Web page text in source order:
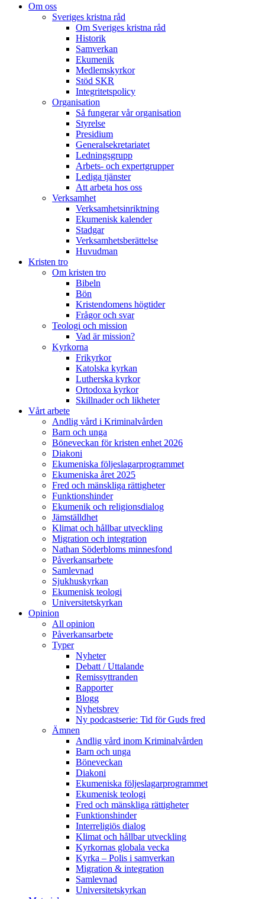
Om oss
Sveriges kristna råd
Om Sveriges kristna råd
Historik
Samverkan
Ekumenik
Medlemskyrkor
Stöd SKR
Integritetspolicy
Organisation
Så fungerar vår organisation
Styrelse
Presidium
Generalsekretariatet
Ledningsgrupp
Arbets- och expertgrupper
Lediga tjänster
Att arbeta hos oss
Verksamhet
Verksamhetsinriktning
Ekumenisk kalender
Stadgar
Verksamhetsberättelse
Huvudman
Kristen tro
Om kristen tro
Bibeln
Bön
Kristendomens högtider
Frågor och svar
Teologi och mission
Vad är mission?
Kyrkorna
Frikyrkor
Katolska kyrkan
Lutherska kyrkor
Ortodoxa kyrkor
Skillnader och likheter
Vårt arbete
Andlig vård i Kriminalvården
Barn och unga
Böneveckan för kristen enhet 2026
Diakoni
Ekumeniska följeslagarprogrammet
Ekumeniska året 2025
Fred och mänskliga rättigheter
Funktionshinder
Ekumenik och religionsdialog
Jämställdhet
Klimat och hållbar utveckling
Migration och integration
Nathan Söderbloms minnesfond
Påverkansarbete
Samlevnad
Sjukhuskyrkan
Ekumenisk teologi
Universitetskyrkan
Opinion
All opinion
Påverkansarbete
Typer
Nyheter
Debatt / Uttalande
Remissyttranden
Rapporter
Blogg
Nyhetsbrev
Ny podcastserie: Tid för Guds fred
Ämnen
Andlig vård inom Kriminalvården
Barn och unga
Böneveckan
Diakoni
Ekumeniska följeslagarprogrammet
Ekumenisk teologi
Fred och mänskliga rättigheter
Funktionshinder
Interreligiös dialog
Klimat och hållbar utveckling
Kyrkornas globala vecka
Kyrka – Polis i samverkan
Migration & integration
Samlevnad
Universitetskyrkan